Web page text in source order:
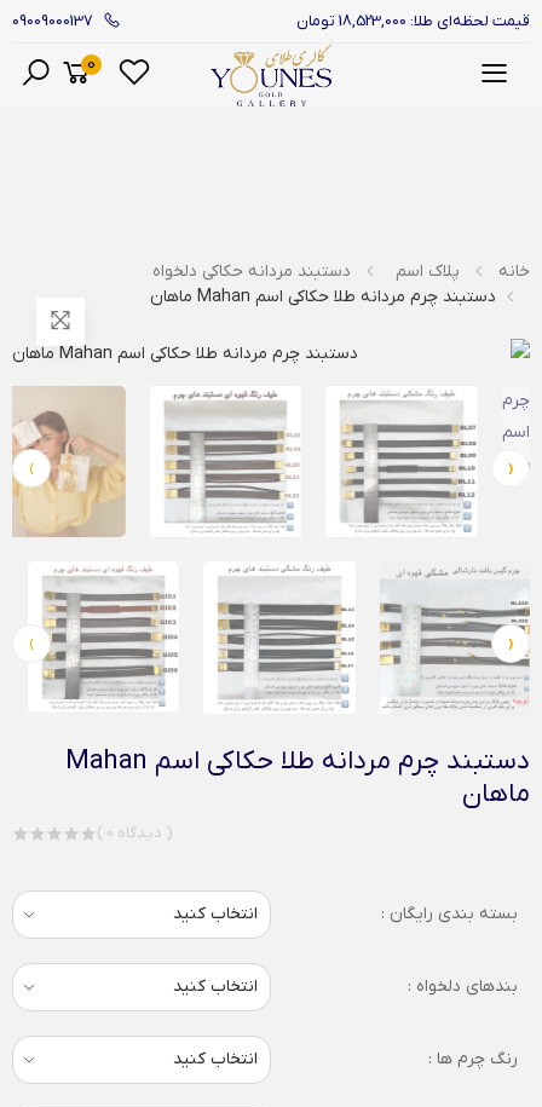
قیمت لحظه‌ای طلا: 18,523,000 تومان 09009000137
0
خانه پلاک اسم
دستبند مردانه حکاکی دلخواه
دستبند چرم مردانه طلا حکاکی اسم Mahan ماهان
‹
›
‹
›
دستبند چرم مردانه طلا حکاکی اسم Mahan
ماهان
( 0 دیدگاه )
بسته بندی رایگان :
بندهای دلخواه :
رنگ چرم ها :